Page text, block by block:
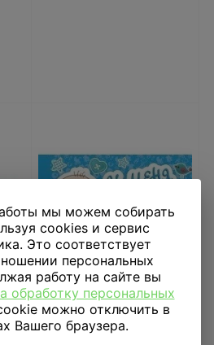
Наклейка "У меня
родился сын!"
300*500мм
мы можем собирать
cookies и сервис
Это соответствует
персональных
работу на сайте вы
обработку персональных
можно отключить в
Вашего браузера.